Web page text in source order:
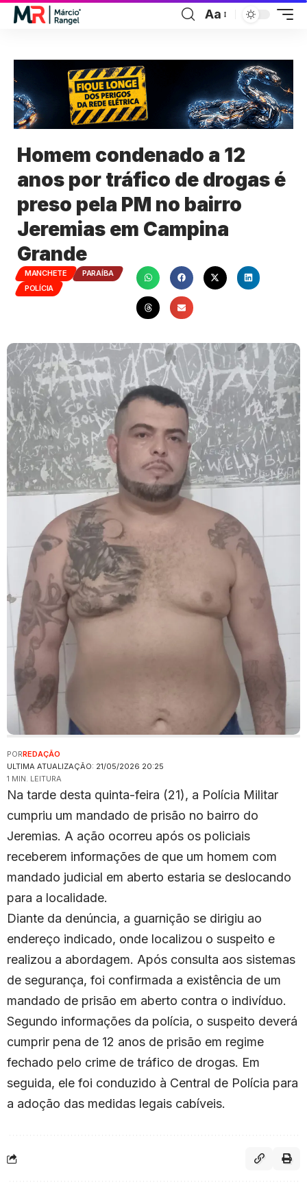
Aa
Homem condenado a 12
anos por tráfico de drogas é
preso pela PM no bairro
Jeremias em Campina
Grande
MANCHETE
PARAÍBA
POLÍCIA
ULTIMA ATUALIZAÇÃO: 21/05/2026 20:25
PORREDAÇÃO
1 MIN. LEITURA
Na tarde desta quinta-feira (21), a Polícia Militar
cumpriu um mandado de prisão no bairro do
Jeremias. A ação ocorreu após os policiais
receberem informações de que um homem com
mandado judicial em aberto estaria se deslocando
para a localidade.
Diante da denúncia, a guarnição se dirigiu ao
endereço indicado, onde localizou o suspeito e
realizou a abordagem. Após consulta aos sistemas
de segurança, foi confirmada a existência de um
mandado de prisão em aberto contra o indivíduo.
Segundo informações da polícia, o suspeito deverá
cumprir pena de 12 anos de prisão em regime
fechado pelo crime de tráfico de drogas. Em
seguida, ele foi conduzido à Central de Polícia para
a adoção das medidas legais cabíveis.